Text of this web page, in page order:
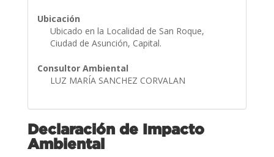
Ubicación
Ubicado en la Localidad de San Roque,
Ciudad de Asunción, Capital.
Consultor Ambiental
LUZ MARÍA SANCHEZ CORVALAN
Declaración de Impacto
Ambiental